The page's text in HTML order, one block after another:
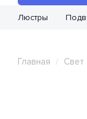
Люстры
Главная / Свет